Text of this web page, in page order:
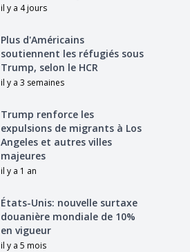
il y a 4 jours
Plus d'Américains
soutiennent les réfugiés sous
Trump, selon le HCR
il y a 3 semaines
Trump renforce les
expulsions de migrants à Los
Angeles et autres villes
majeures
il y a 1 an
États-Unis: nouvelle surtaxe
douanière mondiale de 10%
en vigueur
il y a 5 mois